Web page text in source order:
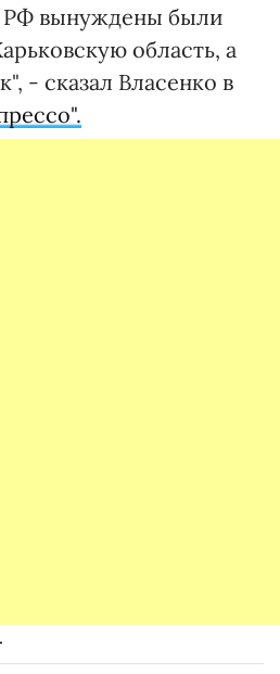
РФ вынуждены были
область, а
- сказал Власенко в